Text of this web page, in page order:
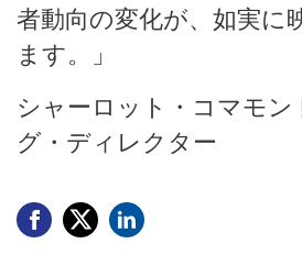
者動向の変化が、如実に
ます。」
シャーロット・コマモ
グ・ディレクター